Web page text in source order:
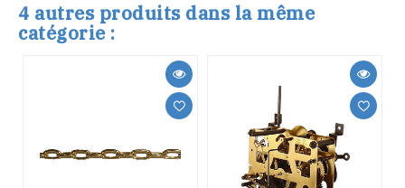
4 autres produits dans la même
catégorie :